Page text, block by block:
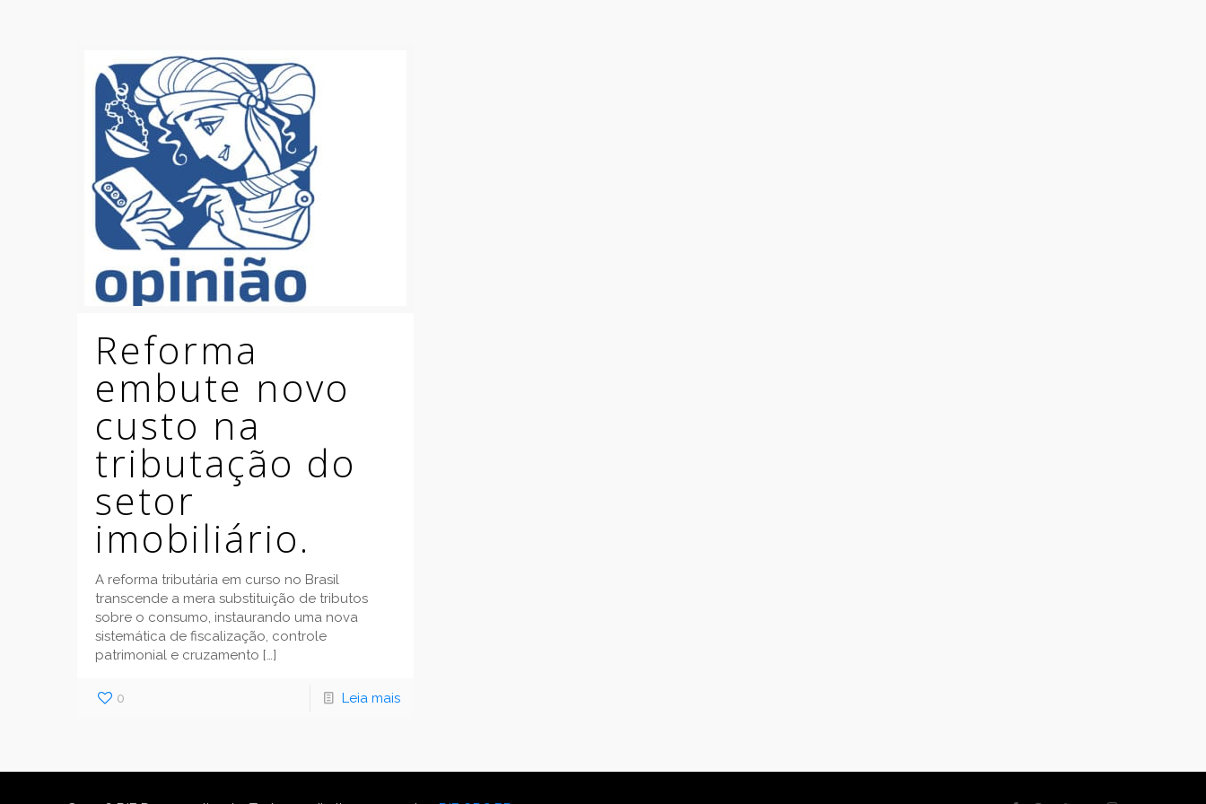
Reforma
embute novo
custo na
tributação do
setor
imobiliário.
A reforma tributária em curso no Brasil
transcende a mera substituição de tributos
sobre o consumo, instaurando uma nova
sistemática de fiscalização, controle
patrimonial e cruzamento […]
0 Leia mais